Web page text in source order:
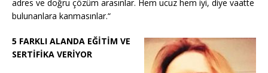
adres ve doğru çözüm arasınlar. Hem ucuz hem iyi, diye vaatte
bulunanlara kanmasınlar.“
5 FARKLI ALANDA EĞİTİM VE
SERTİFİKA VERİYOR